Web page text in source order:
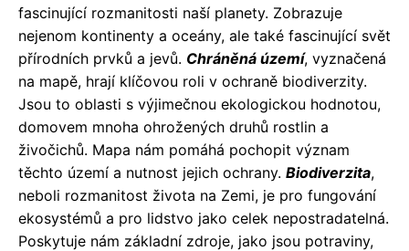
fascinující rozmanitosti naší planety. Zobrazuje
nejenom kontinenty a oceány, ale také fascinující svět
přírodních prvků a jevů. Chráněná území, vyznačená
na mapě, hrají klíčovou roli v ochraně biodiverzity.
Jsou to oblasti s výjimečnou ekologickou hodnotou,
domovem mnoha ohrožených druhů rostlin a
živočichů. Mapa nám pomáhá pochopit význam
těchto území a nutnost jejich ochrany. Biodiverzita,
neboli rozmanitost života na Zemi, je pro fungování
ekosystémů a pro lidstvo jako celek nepostradatelná.
Poskytuje nám základní zdroje, jako jsou potraviny,